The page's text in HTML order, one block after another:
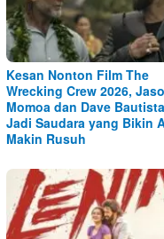
Kesan Nonton Film The
Wrecking Crew 2026,
Momoa dan Dave Bautista
Jadi Saudara yang Bikin
Makin Rusuh